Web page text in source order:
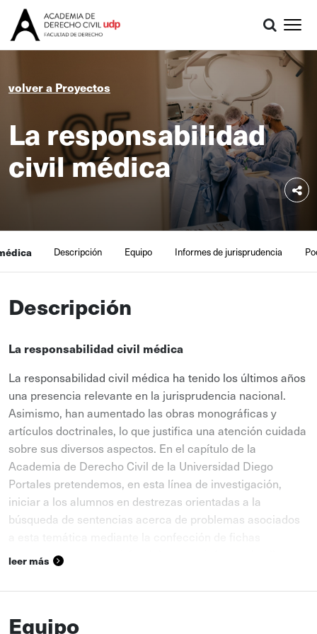
volver a Proyectos
La responsabilidad
civil médica
Descripción Equipo Informes de jurisprudencia
Descripción
La responsabilidad civil médica
La responsabilidad civil médica ha tenido los últimos años
una presencia relevante en la jurisprudencia nacional.
Asimismo, han aumentado las obras monográficas y
artículos doctrinales, lo que justifica una atención cuidada
sobre sus diversos aspectos. En el capítulo de la
Academia de Derecho Civil de la Universidad Diego
Portales pretendemos, en esta línea de investigación,
iniciar a los alumnos en destrezas orientadas a la
búsqueda de sentencias acerca de problemas asociados
razonadas que permitirán elaborar un informe detallado a
publicarse por redes sociales. Entre los problemas que
será necesario investigar se encuentran el elemento de
de lalex artis, la procedencia de la responsabilidad por el
leer más
Equipo